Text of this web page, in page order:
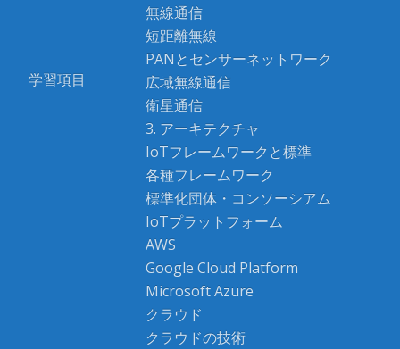
学習項目
無線通信
短距離無線
PANとセンサーネットワーク
広域無線通信
衛星通信
3. アーキテクチャ
IoTフレームワークと標準
各種フレームワーク
標準化団体・コンソーシアム
IoTプラットフォーム
AWS
Google Cloud Platform
Microsoft Azure
クラウド
クラウドの技術